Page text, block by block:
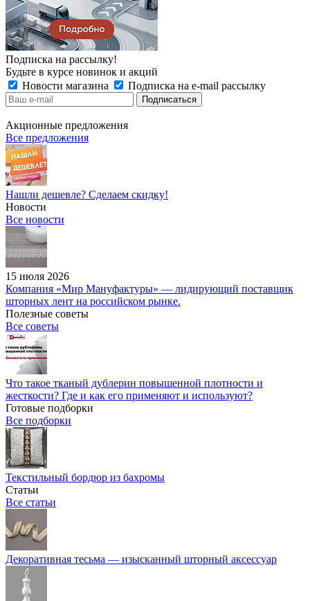
Подписка на рассылку!
Будьте в курсе новинок и акций
Новости магазина
Подписка на e-mail рассылку
Акционные предложения
Все предложения
Нашли дешевле? Сделаем скидку!
Новости
Все новости
15 июля 2026
Компания «Мир Мануфактуры» — лидирующий поставщик
шторных лент на российском рынке.
Полезные советы
Все советы
Что такое тканый дублерин повышенной плотности и
жесткости? Где и как его применяют и используют?
Готовые подборки
Все подборки
Текстильный бордюр из бахромы
Статьи
Все статьи
Декоративная тесьма — изысканный шторный аксессуар